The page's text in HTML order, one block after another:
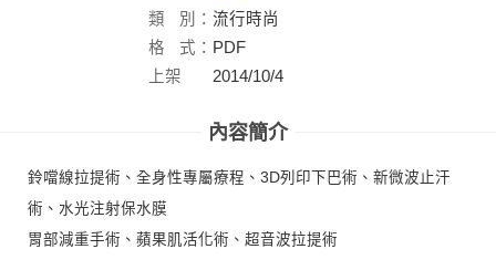
類
別： 流行時尚
格
式： PDF
上架
2014/10/4
內容簡介
鈴噹線拉提術、全身性專屬療程、3D列印下巴術、新微波止汗
術、水光注射保水膜
胃部減重手術、蘋果肌活化術、超音波拉提術